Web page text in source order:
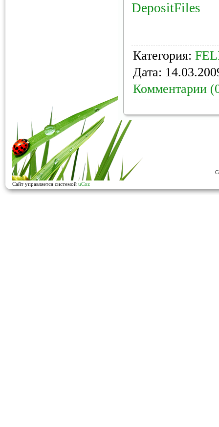
DepositFiles
Категория:
Дата:
Комментарии
Сайт управляется системой uCoz